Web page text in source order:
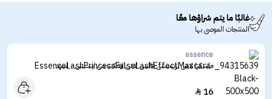
غالبًا ما يتم شراؤها معًا
المنتجات الموصى بها
essence
ماسكرا لاش برينسس فالس لاش ايفكت من ايسنس - اسود
16
